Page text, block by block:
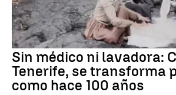
Sin médico ni lavadora:
Tenerife, se transforma
como hace 100 años